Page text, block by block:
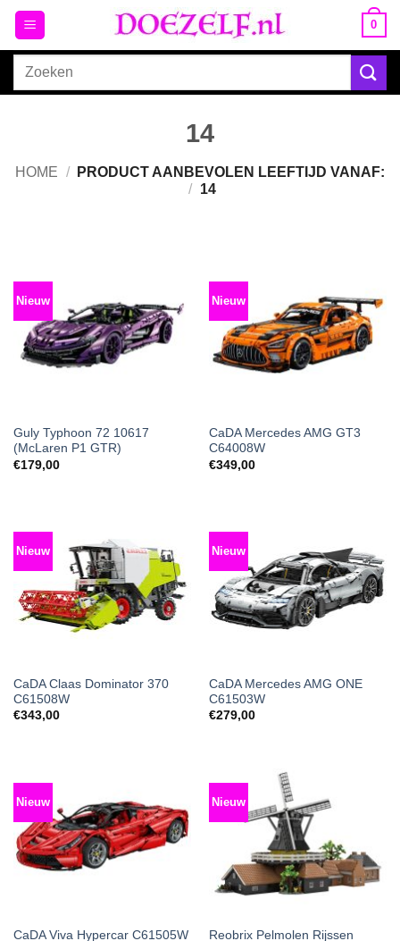
Ga
naar
inhoud
0
Zoeken
14
HOME /
PRODUCT AANBEVOLEN LEEFTIJD VANAF:
/ 14
Nieuw
Guly Typhoon 72 10617
(McLaren P1 GTR)
€179,00
Nieuw
CaDA Mercedes AMG GT3
C64008W
€349,00
Nieuw
CaDA Claas Dominator 370
C61508W
€343,00
Nieuw
CaDA Mercedes AMG ONE
C61503W
€279,00
Nieuw
CaDA Viva Hypercar C61505W
Nieuw
Reobrix Pelmolen Rijssen